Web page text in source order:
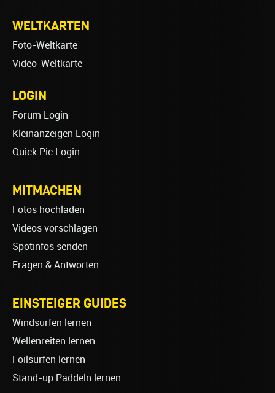
WELTKARTEN
Foto-Weltkarte
Video-Weltkarte
LOGIN
Forum Login
Kleinanzeigen Login
Quick Pic Login
MITMACHEN
Fotos hochladen
Videos vorschlagen
Spotinfos senden
Fragen & Antworten
EINSTEIGER GUIDES
Windsurfen lernen
Wellenreiten lernen
Foilsurfen lernen
Stand-up Paddeln lernen